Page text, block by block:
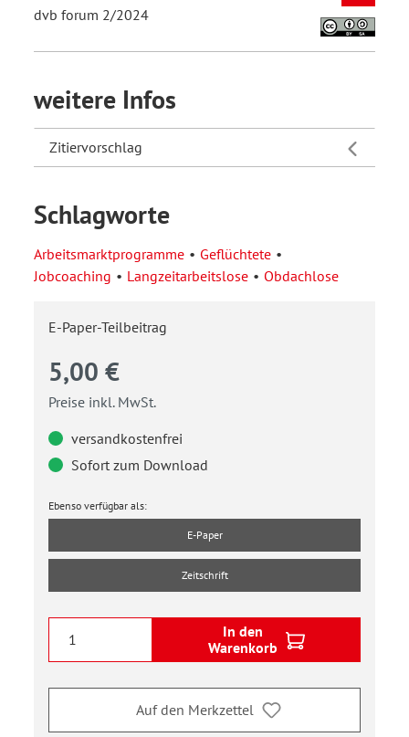
dvb forum 2/2024
weitere Infos
Zitiervorschlag
Schlagworte
Arbeitsmarktprogramme
Geflüchtete
Jobcoaching
Langzeitarbeitslose Obdachlose
E-Paper-Teilbeitrag
5,00 €
Preise inkl. MwSt.
versandkostenfrei
Sofort zum Download
Ebenso verfügbar als:
E-Paper
Zeitschrift
In den
Warenkorb
Auf den Merkzettel